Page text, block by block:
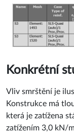
Konkrétní
Vliv smrštění je
Konstrukce má
která je zatížena
zatížením 3,0 kN/